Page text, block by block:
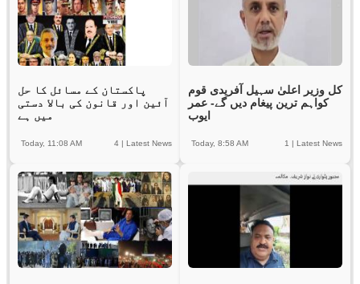
پاکستان کے مسائل کا حل
آئین اور قانون کی بالا دستی
میں ہے
4 | Latest News
Today, 11:08 AM
کل وزیر اعلیٰ سہیل آفریدی قوم
کواہم ترین پیغام دیں گے- عمر
ایوب
1 | Latest News
Today, 8:58 AM